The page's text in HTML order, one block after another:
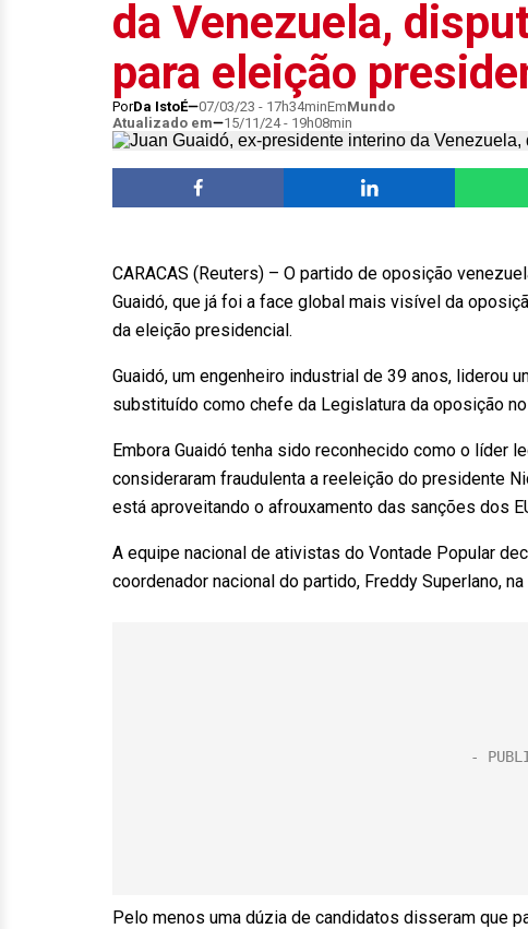
da Venezuela,
para eleição
PorDa IstoÉ 07/03/23 - 17h34minEmMundo
Atualizado em
15/11/24 - 19h08min
CARACAS (Reuters) – O partido de oposição
Guaidó, que já foi a face global mais visível da
da eleição presidencial.
Guaidó, um engenheiro industrial de 39 anos, liderou
substituído como chefe da Legislatura da oposição
Embora Guaidó tenha sido reconhecido como o líder
consideraram fraudulenta a reeleição do presidente
está aproveitando o afrouxamento das sanções dos
A equipe nacional de ativistas do Vontade Popular
coordenador nacional do partido, Freddy Superlano,
Pelo menos uma dúzia de candidatos disseram que